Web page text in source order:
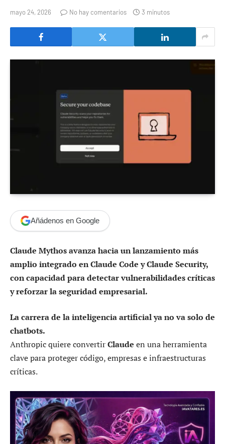
mayo 24, 2026 No hay comentarios 3 minutos
Añádenos en Google
Claude Mythos avanza hacia un lanzamiento más
amplio integrado en Claude Code y Claude Security,
con capacidad para detectar vulnerabilidades críticas
y reforzar la seguridad empresarial.
La carrera de la inteligencia artificial ya no va solo de
chatbots.
Anthropic quiere convertirClaude en una herramienta
clave para proteger código, empresas e infraestructuras
críticas.